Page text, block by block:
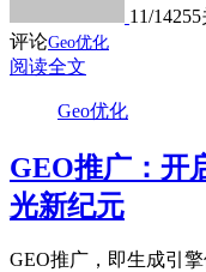
11/14255
评论Geo优化
阅读全文
Geo优化
GEO推广：开
光新纪元
GEO推广，即生成引